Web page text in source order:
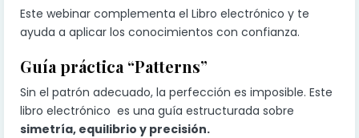
Este webinar complementa el Libro electrónico y te
ayuda a aplicar los conocimientos con confianza.
Guía práctica “Patterns”
Sin el patrón adecuado, la perfección es imposible. Este
libro electrónico es una guía estructurada sobre
simetría, equilibrio y precisión.